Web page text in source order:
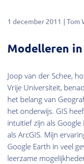
1 december 2011 Tom
Modelleren in
Joop van der Schee,
Vrije Universiteit,
het belang van
het onderwijs. GIS
intuïtief zijn als
als ArcGIS. Mijn
Google Earth in veel
leerzame